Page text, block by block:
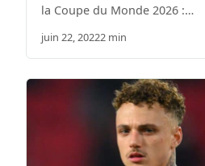
la Coupe du Monde 2026 :…
juin 22, 20222 min